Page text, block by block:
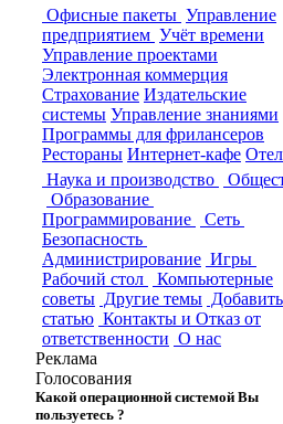
Офисные пакеты Управление
предприятием Учёт времени
Управление проектами
Электронная коммерция
Страхование Издательские
системы Управление знаниями
Программы для фрилансеров
Рестораны Интернет-кафе
Наука и производство
Образование
Программирование
Сеть
Безопасность
Администрирование Игры
Рабочий стол
Компьютерные
советы Другие темы Добавить
статью Контакты и Отказ от
ответственности О нас
Реклама
Голосования
Какой операционной системой Вы
пользуетесь ?